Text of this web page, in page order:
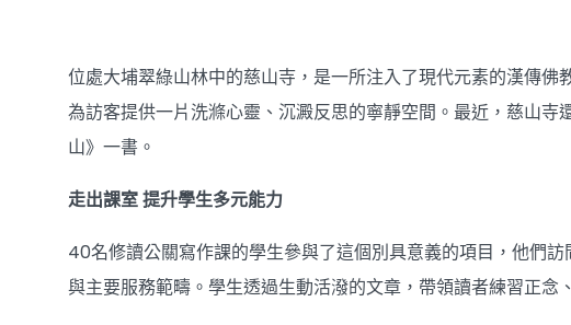
位處大埔翠綠山林中的慈山寺，是一所注入了現代元素的漢傳
為訪客提供一片洗滌心靈、沉澱反思的寧靜空間。最近，慈山
山》一書。
走出課室 提升學生多元能力
40名修讀公關寫作課的學生參與了這個別具意義的項目，他們
與主要服務範疇。學生透過生動活潑的文章，帶領讀者練習正念